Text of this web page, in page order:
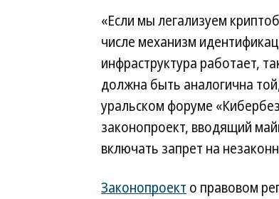
«Если мы легализуем
числе механизм
инфраструктура работает,
должна быть аналогична
уральском форуме
законопроект, вводящий
включать запрет на
Законопроект о правовом